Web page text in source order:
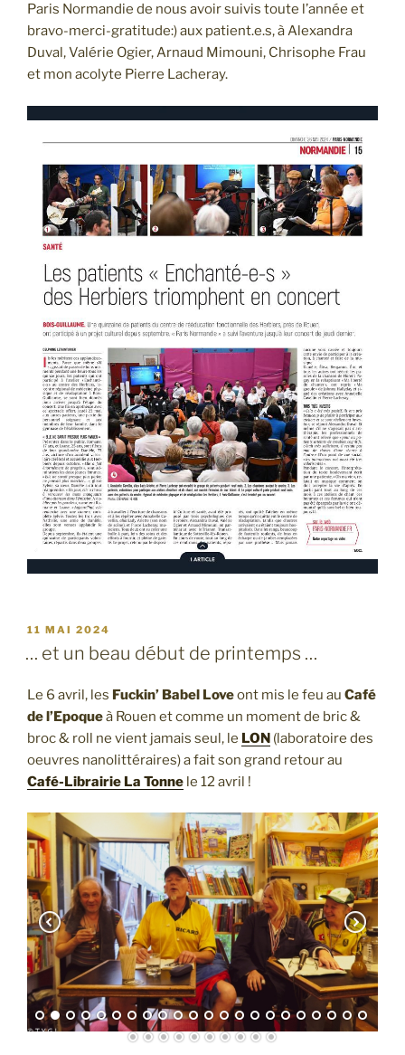
Paris Normandie de nous avoir suivis toute l’année et
bravo-merci-gratitude:) aux patient.e.s, à Alexandra
Duval, Valérie Ogier, Arnaud Mimouni, Chrisophe Frau
et mon acolyte Pierre Lacheray.
PUBLIÉ
11 MAI 2024
… et un beau début de printemps …
Le 6 avril, les Fuckin’ Babel Loveont mis le feu au Café
de l’Epoqueà Rouen et comme un moment de bric &
broc & roll ne vient jamais seul, le LON (laboratoire des
oeuvres nanolittéraires) a fait son grand retour au
Café-Librairie La Tonne le 12 avril !